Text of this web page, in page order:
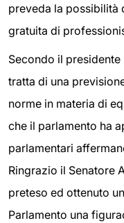
preveda la possibilità
gratuita di
Secondo il
tratta di una
norme in materia di
che il parlamento ha
parlamentari
Ringrazio il Senatore
preteso ed ottenuto
Parlamento una